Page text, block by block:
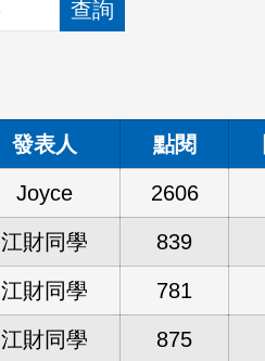
查詢
發表人 點閱
Joyce 2606
江財同學 839
江財同學 781
江財同學 875